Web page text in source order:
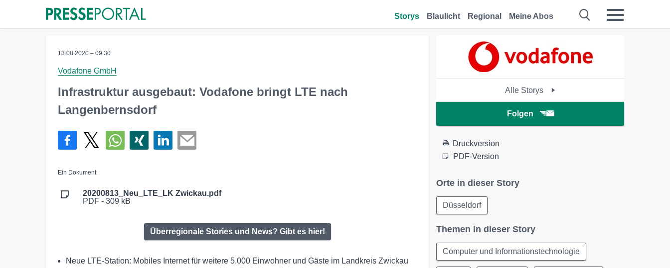
Storys Blaulicht Regional Meine Abos
13.08.2020 – 09:30
Vodafone GmbH
Infrastruktur ausgebaut: Vodafone bringt LTE nach
Langenbernsdorf
Ein Dokument
20200813_Neu_LTE_LK Zwickau.pdf
PDF - 309 kB
Überregionale Stories und News? Gibt es hier!
Neue LTE-Station: Mobiles Internet für weitere 5.000 Einwohner und Gäste im Landkreis Zwickau
Alle Storys
Folgen
Druckversion
PDF-Version
Orte in dieser Story
Düsseldorf
Themen in dieser Story
Computer und Informationstechnologie